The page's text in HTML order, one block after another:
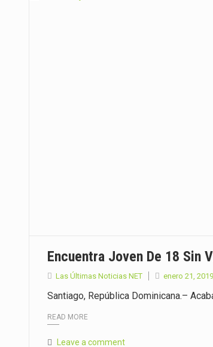
Encuentra Joven De 18 Sin
Las Últimas Noticias NET enero 21, 2019
Santiago, República Dominicana.–
READ MORE
Leave a comment